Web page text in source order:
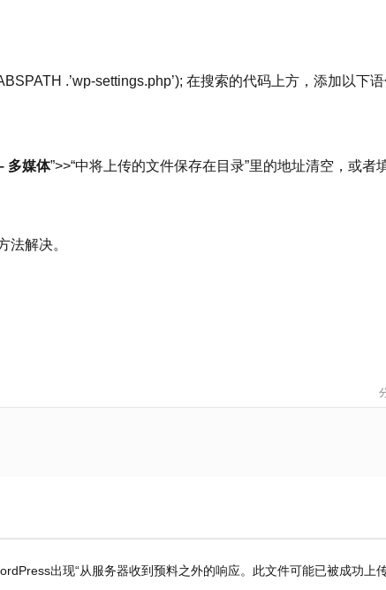
.’wp-settings.php’); 在搜索的代码上方，添加以下语
多媒体”>>“中将上传的文件保存在目录”里的地址清空，或者
法解决。
出现“从服务器收到预料之外的响应。此文件可能已被成功上传。请检查媒体库或刷新